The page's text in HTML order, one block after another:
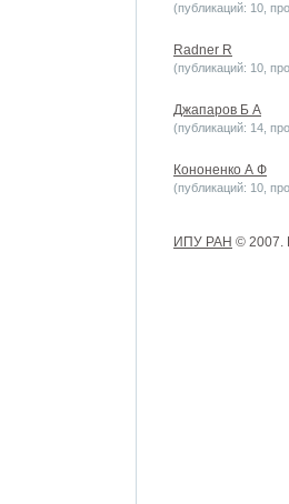
(публикаций: 10,
Radner R
(публикаций: 10,
Джапаров Б А
(публикаций: 14,
Кононенко А Ф
(публикаций: 10,
ИПУ РАН © 2007.